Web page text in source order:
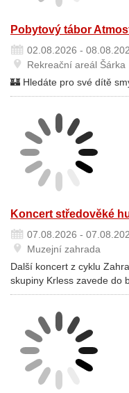
Pobytový tábor
02.08.2026 -
Rekreační areál Šárka
🏰 Hledáte pro své dítě
Koncert středověké
07.08.2026 -
Muzejní zahrada
Další koncert z cyklu
skupiny Krless zavede do